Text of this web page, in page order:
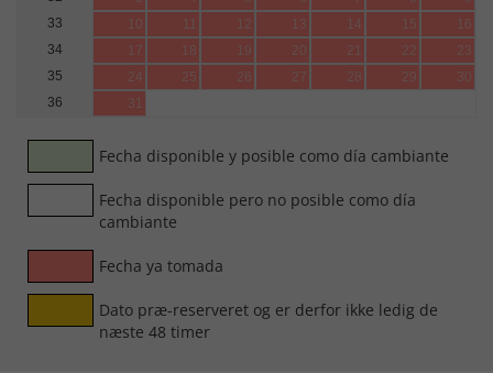
33
10 11 12 13 14 15
16
34
17 18 19 20 21 22
23
35
24 25 26 27 28 29
30
36
31
Fecha disponible y posible como día cambiante
Fecha disponible pero no posible como día
cambiante
Fecha ya tomada
Dato præ-reserveret og er derfor ikke ledig de
næste 48 timer